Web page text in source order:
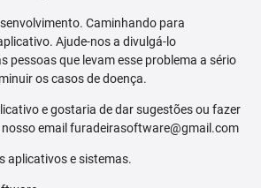
Caminhando para
Ajude-nos a divulgá-lo
pessoas que levam esse problema a sério
os casos de doença.
e gostaria de dar sugestões ou fazer
email furadeirasoftware@gmail.com
aplicativos e sistemas.